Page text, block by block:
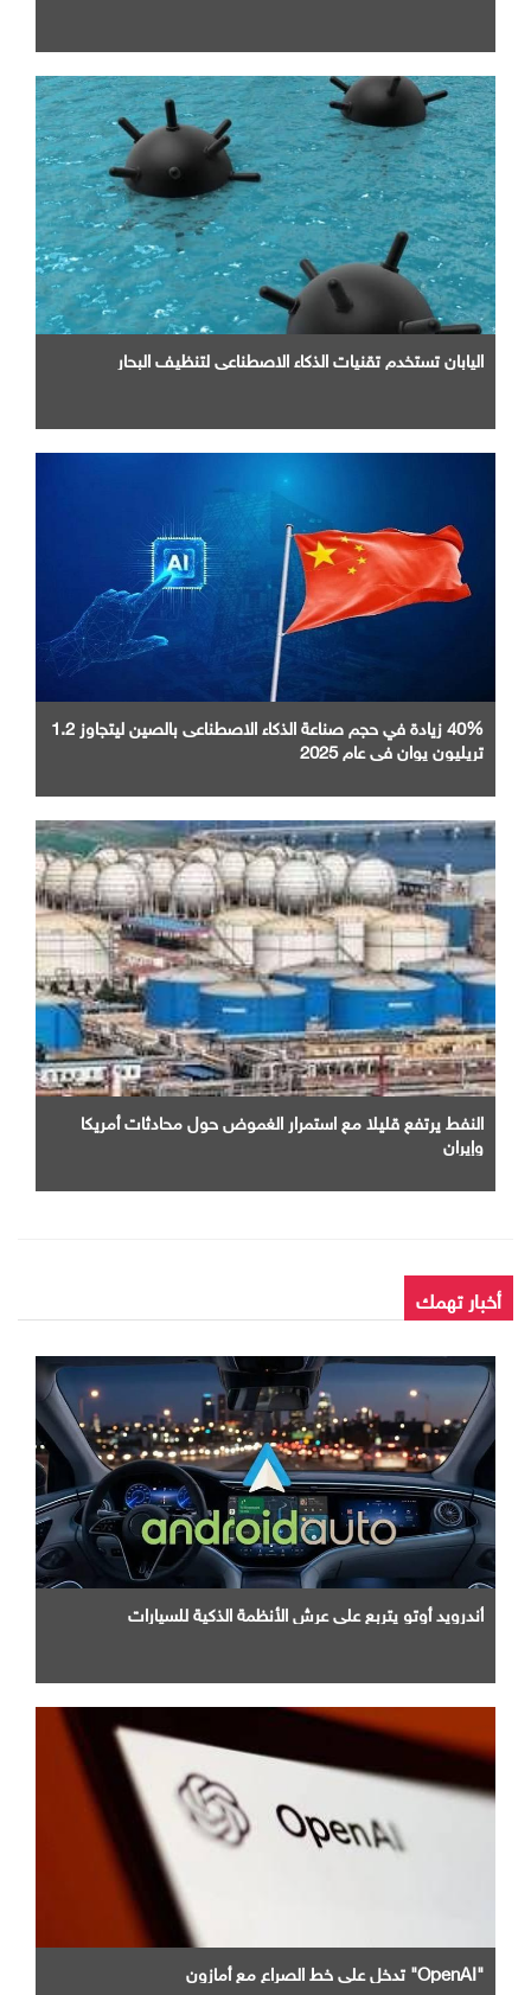
اليابان تستخدم تقنيات الذكاء الاصطناعي لتنظيف البحار
40% زيادة في حجم صناعة الذكاء الاصطناعى بالصين ليتجاوز 1.2
تريليون يوان في عام 2025
النفط يرتفع قليلا مع استمرار الغموض حول محادثات أمريكا
وإيران
أخبار تهمك
أندرويد أوتو يتربع علي عرش الأنظمة الذكية للسيارات
"OpenAI" تدخل علي خط الصراع مع أمازون